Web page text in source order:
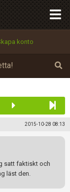
konto
2015-10-28 08:13
satt faktiskt och
läst den.
Privacy Policy
till förstasidan